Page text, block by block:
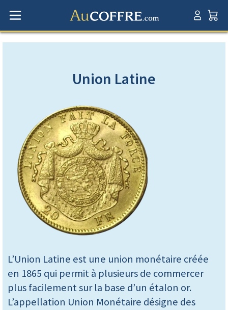
Union Latine
L’Union Latine est une union monétaire créée
en 1865 qui permit à plusieurs de commercer
plus facilement sur la base d’un étalon or.
L’appellation Union Monétaire désigne des